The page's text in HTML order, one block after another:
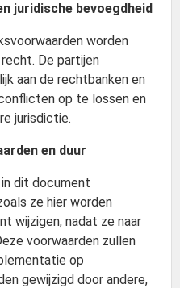
juridische bevoegdheid
worden
De partijen
aan de rechtbanken en
op te lossen en
jurisdictie.
en duur
in dit document
ze hier worden
wijzigen, nadat ze naar
voorwaarden zullen
op
gewijzigd door andere,